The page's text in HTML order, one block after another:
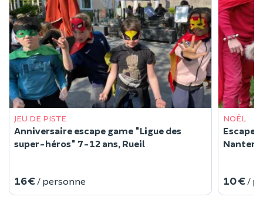
JEU DE PISTE
Anniversaire escape game "Ligue des
super-héros" 7-12 ans, Rueil
16 € / personne
NOËL
Escape
10 € /